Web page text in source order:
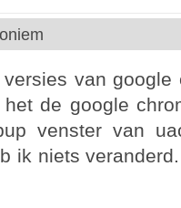
van
de google
venster van
ik niets